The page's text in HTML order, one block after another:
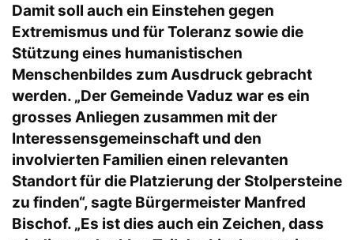
Damit soll auch ein Einstehen gegen
Extremismus und für Toleranz sowie die
Stützung eines humanistischen
Menschenbildes zum Ausdruck gebracht
werden. „Der Gemeinde Vaduz war es ein
grosses Anliegen zusammen mit der
Interessensgemeinschaft und den
involvierten Familien einen relevanten
Standort für die Platzierung der Stolpersteine
zu finden“, sagte Bürgermeister Manfred
Bischof. „Es ist dies auch ein Zeichen, dass